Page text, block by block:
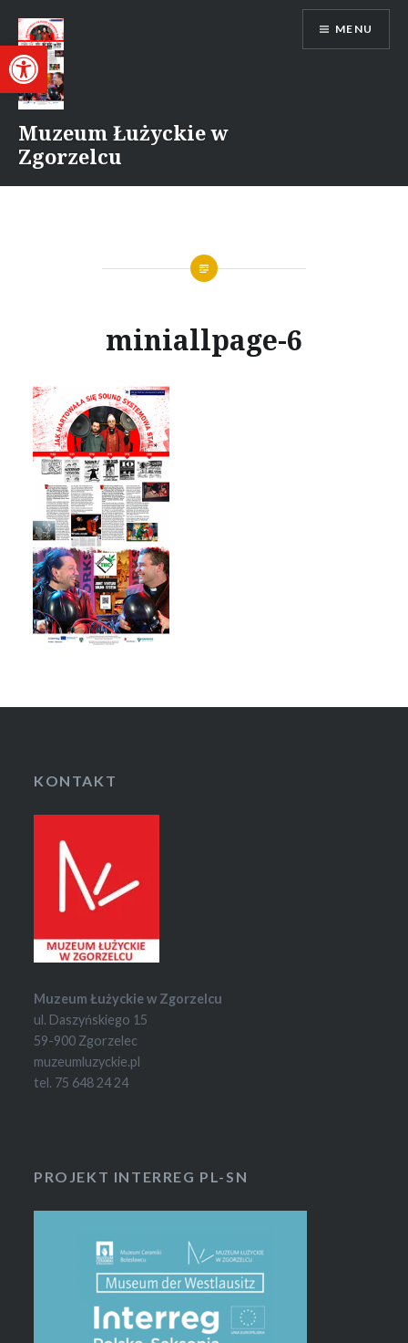
Otwórz pasek narzędzi
treści
Muzeum Łużyckie w
Zgorzelcu
MENU
miniallpage-6
KONTAKT
Muzeum Łużyckie w Zgorzelcu
ul. Daszyńskiego 15
59-900 Zgorzelec
muzeumluzyckie.pl
tel. 75 648 24 24
PROJEKT INTERREG PL-SN